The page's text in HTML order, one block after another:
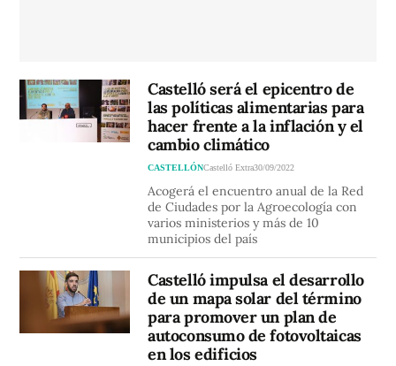
Castelló será el epicentro de
las políticas alimentarias para
hacer frente a la inflación y el
cambio climático
CASTELLÓNCastelló Extra30/09/2022
Acogerá el encuentro anual de la Red
de Ciudades por la Agroecología con
varios ministerios y más de 10
municipios del país
Castelló impulsa el desarrollo
de un mapa solar del término
para promover un plan de
autoconsumo de fotovoltaicas
en los edificios